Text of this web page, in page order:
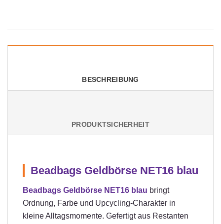
BESCHREIBUNG
PRODUKTSICHERHEIT
Beadbags Geldbörse NET16 blau
Beadbags Geldbörse NET16 blau bringt
Ordnung, Farbe und Upcycling-Charakter in
kleine Alltagsmomente. Gefertigt aus Restanten